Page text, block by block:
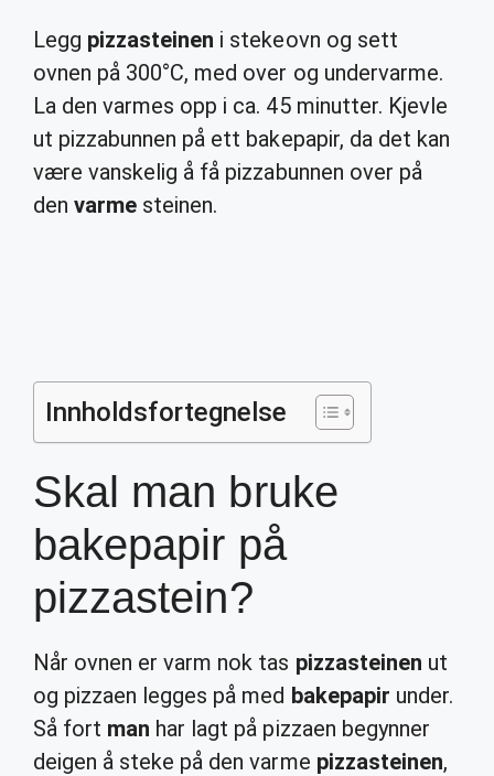
Legg pizzasteinen i stekeovn og sett
ovnen på 300°C, med over og undervarme.
La den varmes opp i ca. 45 minutter. Kjevle
ut pizzabunnen på ett bakepapir, da det kan
være vanskelig å få pizzabunnen over på
denvarme steinen.
Innholdsfortegnelse
Skal man bruke
bakepapir på
pizzastein?
Når ovnen er varm nok tas pizzasteinen ut
og pizzaen legges på med bakepapir under.
Så fort man har lagt på pizzaen begynner
deigen å steke på den varme pizzasteinen,